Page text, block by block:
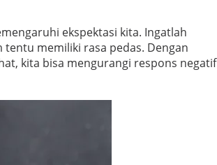
ekspektasi kita. Ingatlah
memiliki rasa pedas. Dengan
kita bisa mengurangi respons negatif